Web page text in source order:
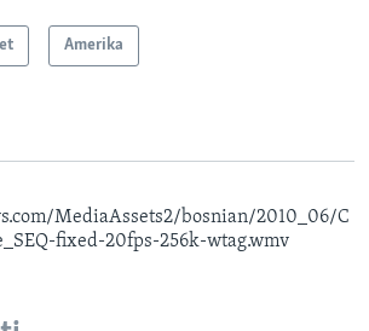
Amerika
MediaAssets2/bosnian/2010_06/C
fixed-20fps-256k-wtag.wmv